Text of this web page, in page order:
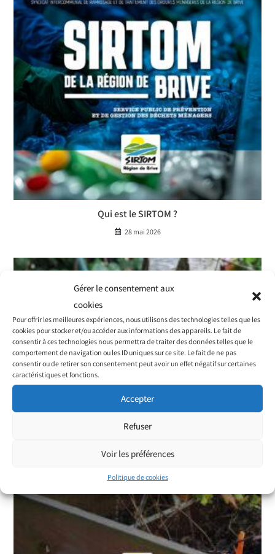
Gérer le consentement aux
cookies
Pour offrir les meilleures expériences, nous utilisons des technologies telles que les
cookies pour stocker et/ou accéder aux informations des appareils. Le fait de
consentir à ces technologies nous permettra de traiter des données telles que le
comportement de navigation ou les ID uniques sur ce site. Le fait de ne pas
consentir ou de retirer son consentement peut avoir un effet négatif sur certaines
caractéristiques et fonctions.
Accepter
Refuser
Voir les préférences
Politique de cookies
Qui est le SIRTOM ?
28 mai 2026